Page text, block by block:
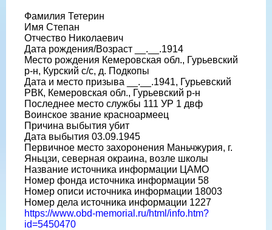
Фамилия Тетерин
Имя Степан
Отчество Николаевич
Дата рождения/Возраст __.__.1914
Место рождения Кемеровская обл., Гурьевский
р-н, Курский с/с, д. Подкопы
Дата и место призыва __.__.1941, Гурьевский
РВК, Кемеровская обл., Гурьевский р-н
Последнее место службы 111 УР 1 двф
Воинское звание красноармеец
Причина выбытия убит
Дата выбытия 03.09.1945
Первичное место захоронения Маньчжурия, г.
Яньцзи, северная окраина, возле школы
Название источника информации ЦАМО
Номер фонда источника информации 58
Номер описи источника информации 18003
Номер дела источника информации 1227
https://www.obd-memorial.ru/html/info.htm?
id=5450470